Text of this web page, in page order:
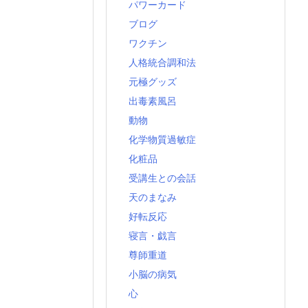
パワーカード
ブログ
ワクチン
人格統合調和法
元極グッズ
出毒素風呂
動物
化学物質過敏症
化粧品
受講生との会話
天のまなみ
好転反応
寝言・戯言
尊師重道
小脳の病気
心